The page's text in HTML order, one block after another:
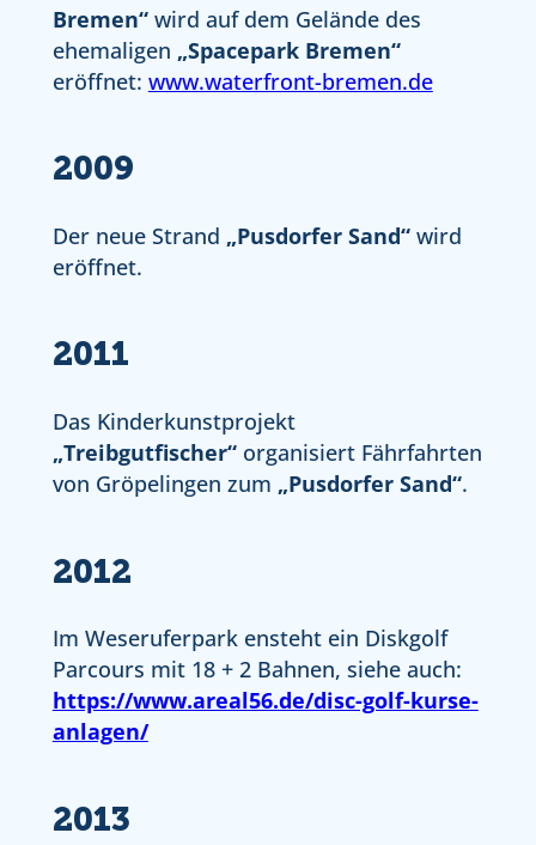
Bremen“ wird auf dem Gelände des
ehemaligen „Spacepark Bremen“
eröffnet: www.waterfront-bremen.de
2009
Der neue Strand „Pusdorfer Sand“wird
eröffnet.
2011
Das Kinderkunstprojekt
„Treibgutfischer“organisiert Fährfahrten
von Gröpelingen zum „Pusdorfer Sand“.
2012
Im Weseruferpark ensteht ein Diskgolf
Parcours mit 18 + 2 Bahnen, siehe auch:
https://www.areal56.de/disc-golf-kurse-
anlagen/
2013